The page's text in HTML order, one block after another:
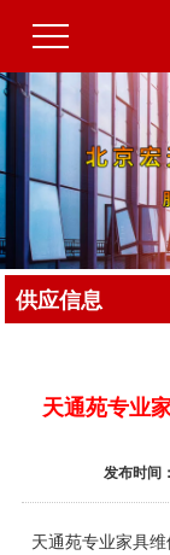
供应信息
天通苑专业
发布时间
天通苑专业家具